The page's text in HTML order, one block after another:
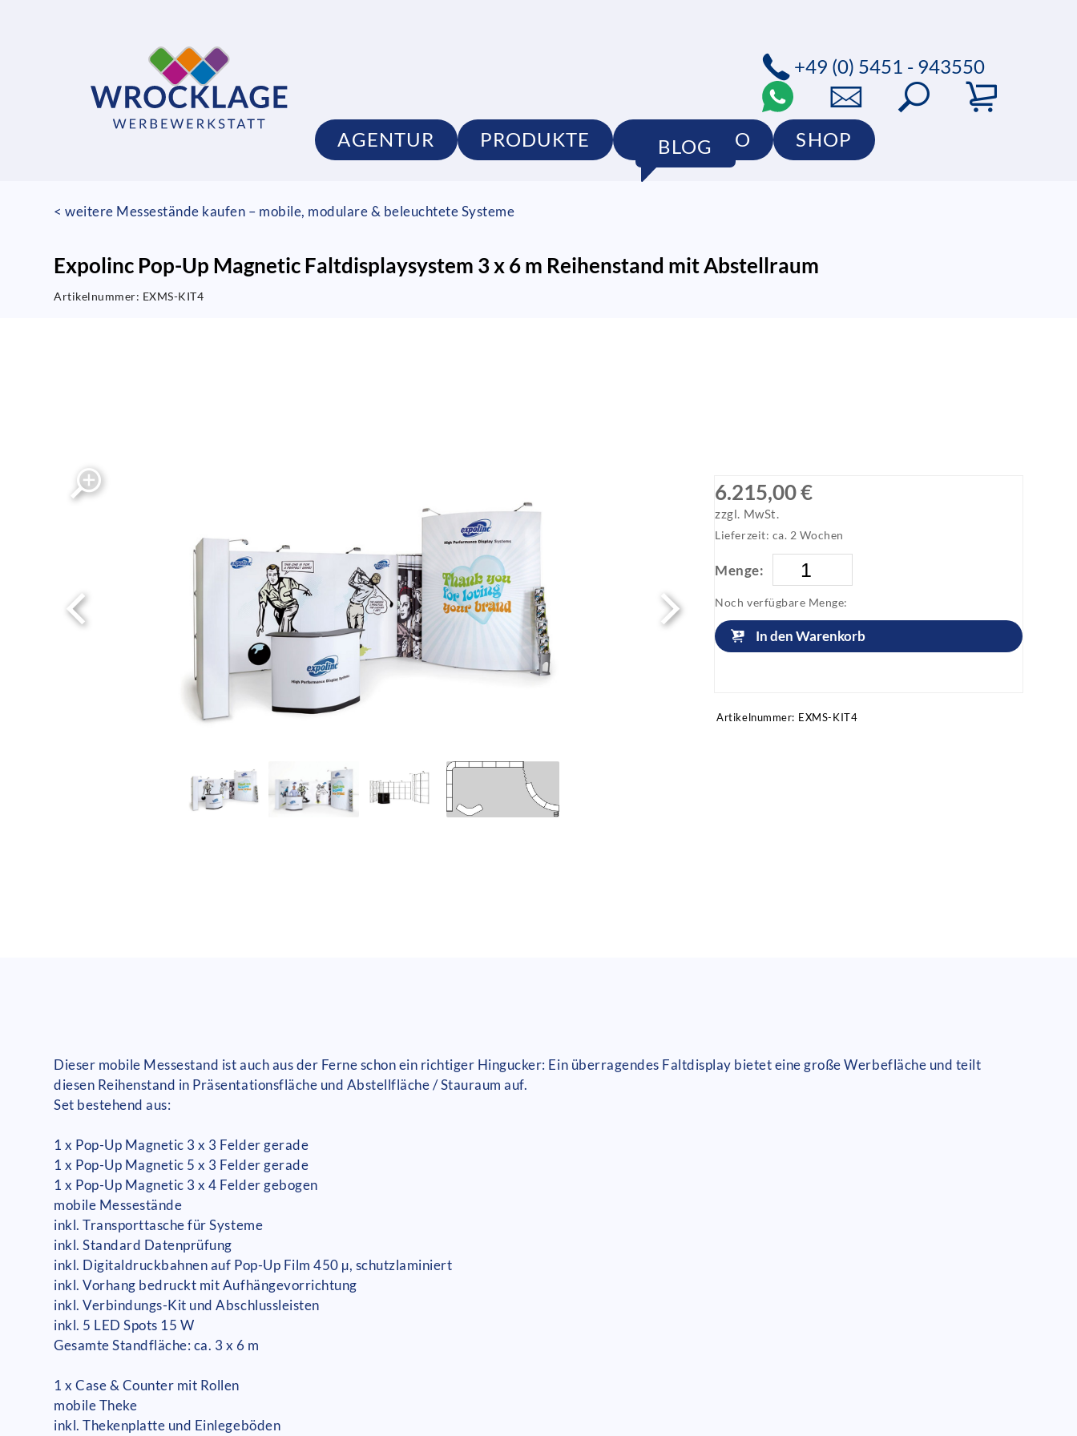
AGENTUR PRODUKTE PORTFOLIO SHOP
BLOG
+49 (0) 5451 - 943550
< weitere Messestände kaufen – mobile, modulare & beleuchtete Systeme
Expolinc Pop-Up Magnetic Faltdisplaysystem 3 x 6 m Reihenstand mit Abstellraum
Artikelnummer: EXMS-KIT4
6.215,00 €
zzgl. MwSt.
Lieferzeit: ca. 2 Wochen
Menge:
Noch verfügbare Menge:
In den Warenkorb
Artikelnummer: EXMS-KIT4
Dieser mobile Messestand ist auch aus der Ferne schon ein richtiger Hingucker: Ein überragendes Faltdisplay bietet eine große Werbefläche und teilt
diesen Reihenstand in Präsentationsfläche und Abstellfläche / Stauraum auf.
Set bestehend aus:
1 x Pop-Up Magnetic 3 x 3 Felder gerade
1 x Pop-Up Magnetic 5 x 3 Felder gerade
1 x Pop-Up Magnetic 3 x 4 Felder gebogen
mobile Messestände
inkl. Transporttasche für Systeme
inkl. Standard Datenprüfung
inkl. Digitaldruckbahnen auf Pop-Up Film 450 µ, schutzlaminiert
inkl. Vorhang bedruckt mit Aufhängevorrichtung
inkl. Verbindungs-Kit und Abschlussleisten
inkl. 5 LED Spots 15 W
Gesamte Standfläche: ca. 3 x 6 m
1 x Case & Counter mit Rollen
mobile Theke
inkl. Thekenplatte und Einlegeböden